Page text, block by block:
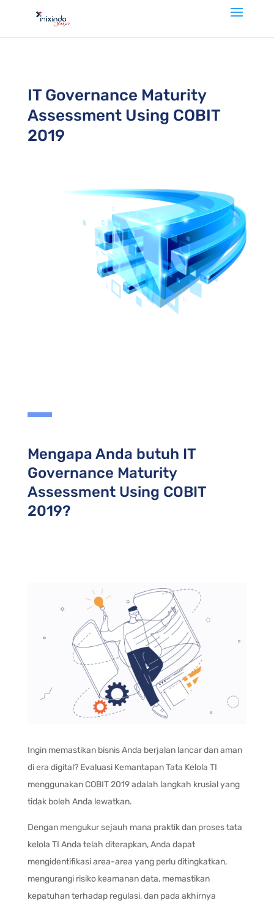
IT Governance Maturity
Assessment Using COBIT
2019
Mengapa Anda butuh IT
Governance Maturity
Assessment Using COBIT
2019?
Ingin memastikan bisnis Anda berjalan lancar dan aman
di era digital? Evaluasi Kemantapan Tata Kelola TI
menggunakan COBIT 2019 adalah langkah krusial yang
tidak boleh Anda lewatkan.
Dengan mengukur sejauh mana praktik dan proses tata
kelola TI Anda telah diterapkan, Anda dapat
mengidentifikasi area-area yang perlu ditingkatkan,
mengurangi risiko keamanan data, memastikan
kepatuhan terhadap regulasi, dan pada akhirnya